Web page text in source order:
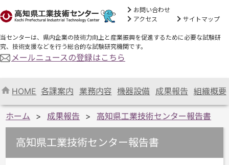
お問い合わせ
アクセス
サイトマップ
当センターは、県内企業の技術力向上と産業振興を促進するために必要な試験研
究、技術支援などを行う総合的な試験研究機関です。
メールニュースの登録はこちら
HOME 各課案内 業務内容 機器設備 成果報告 組織概要
ホーム 成果報告 高知県工業技術センター報告書
高知県工業技術センター報告書